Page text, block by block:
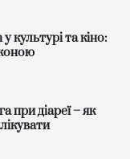
культурі та кіно:
при діареї – як